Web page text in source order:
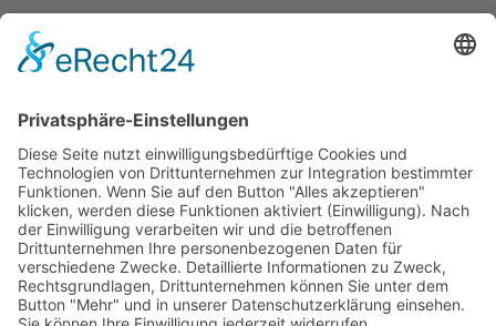
Schreibe einen Kommentar
Du musstangemeldetsein, um einen Kommentar
abzugeben.